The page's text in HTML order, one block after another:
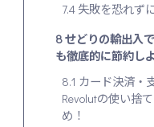
7.4 失敗を恐れず
8せどりの輸出入
も徹底的に節約し
8.1 カード決済・
Revolutの使い捨
め！